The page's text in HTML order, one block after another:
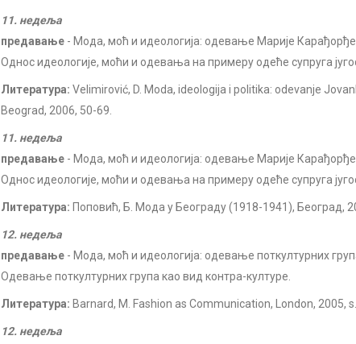
11. недеља
предавање - Мода, моћ и идеологија: одевање Марије
Однос идеологије, моћи и одевања на примеру одеће супруга
Литература: Velimirović, D. Moda, ideologija i politika: odevanje
Beograd, 2006, 50-69.
11. недеља
предавање - Мода, моћ и идеологија: одевање Марије
Однос идеологије, моћи и одевања на примеру одеће супруга
Литература: Поповић, Б. Мода у Београду (1918-1941), Београд,
12. недеља
предавање - Мода, моћ и идеологија: одевање поткултурних
Одевање поткултурних група као вид контра-културе.
Литература: Barnard, M. Fashion as Communication, London, 2005,
12. недеља